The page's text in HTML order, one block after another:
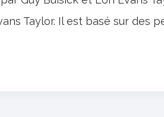
Taylor. Il est basé sur des